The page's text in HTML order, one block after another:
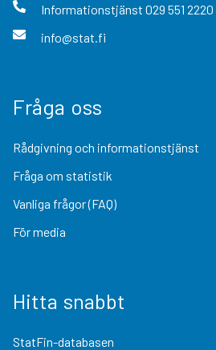
Informationstjänst 029 551 2220
info@stat.fi
Fråga oss
Rådgivning och informationstjänst
Fråga om statistik
Vanliga frågor (FAQ)
För media
Hitta snabbt
StatFin-databasen